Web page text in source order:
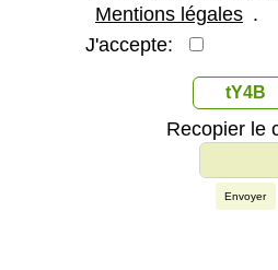
Mentions légales .
J'accepte:
tY4B
Recopier le
Envoyer